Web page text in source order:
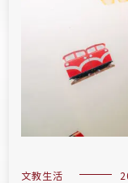
文教生活